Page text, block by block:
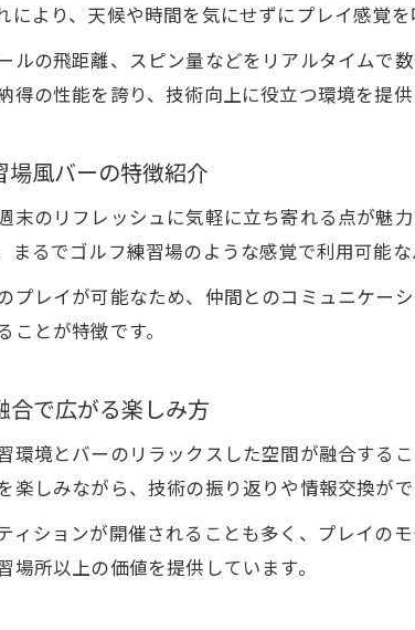
ゴルフ練習場感覚で
仲間と楽しむゴルフバー
ゴルフ練習場帰りの
ゴルフ練習場愛好者
ゴルフ練習場の話題
非日常空間で練習も堪
ゴルフ練習場利用者
ゴルフ練習場と異な
ゴルフクラブ片手にリフ
ゴルフ練習場帰りの
により、天候や時間を気にせずにプレイ感覚を
ルの飛距離、スピン量などをリアルタイムで
得の性能を誇り、技術向上に役立つ環境を提供
場風バーの特徴紹介
末のリフレッシュに気軽に立ち寄れる点が魅
まるでゴルフ練習場のような感覚で利用可能
プレイが可能なため、仲間とのコミュニケー
とが特徴です。
合で広がる楽しみ方
環境とバーのリラックスした空間が融合する
楽しみながら、技術の振り返りや情報交換がで
ィションが開催されることも多く、プレイの
所以上の価値を提供しています。